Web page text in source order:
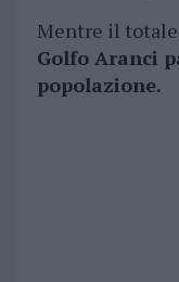
Mentre il totale
Golfo Aranci
popolazione.